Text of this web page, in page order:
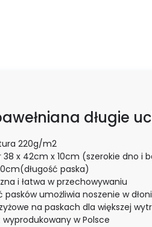
długie
220g/m2
38 x 42cm x 10cm (szerokie dno i
paska)
i łatwa w przechowywaniu
pasków umożliwia noszenie w dłoni
na paskach dla większej
wyprodukowany w Polsce